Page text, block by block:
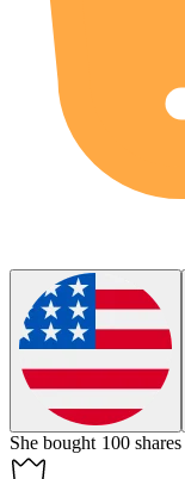
She bought 100 shares